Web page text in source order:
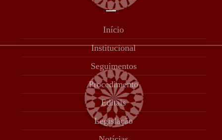
Início
Institucional
Seguimentos
Procedimento
Editais
Legislação